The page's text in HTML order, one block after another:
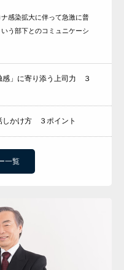
感染拡大に伴って急激に普
う部下とのコミュニケーシ
感」に寄り添う上司力 ３
しかけ方 ３ポイント
一覧